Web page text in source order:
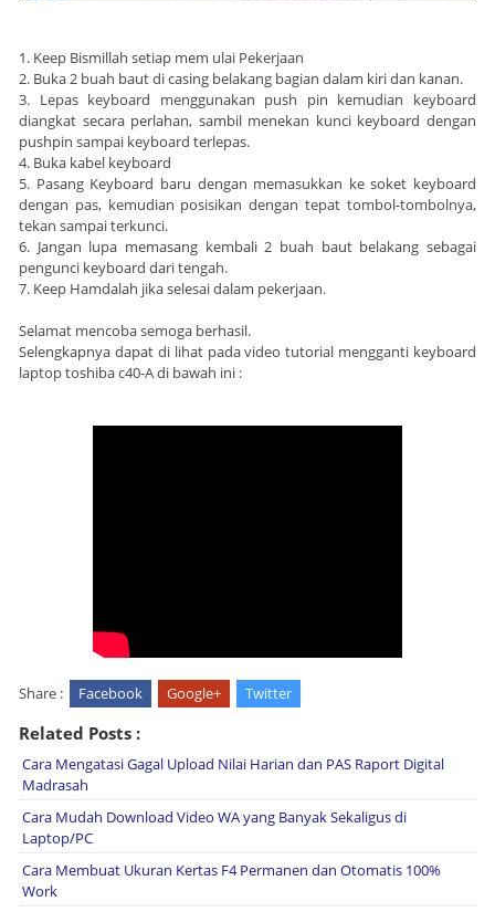
1. Keep Bismillah setiap mem ulai Pekerjaan
2. Buka 2 buah baut di casing belakang bagian dalam kiri dan kanan.
3. Lepas keyboard menggunakan push pin kemudian keyboard
diangkat secara perlahan, sambil menekan kunci keyboard dengan
pushpin sampai keyboard terlepas.
4. Buka kabel keyboard
5. Pasang Keyboard baru dengan memasukkan ke soket keyboard
dengan pas, kemudian posisikan dengan tepat tombol-tombolnya,
tekan sampai terkunci.
6. Jangan lupa memasang kembali 2 buah baut belakang sebagai
pengunci keyboard dari tengah.
7. Keep Hamdalah jika selesai dalam pekerjaan.
Selamat mencoba semoga berhasil.
Selengkapnya dapat di lihat pada video tutorial mengganti keyboard
laptop toshiba c40-A di bawah ini :
Share : Facebook Google+ Twitter
Related Posts :
Cara Mengatasi Gagal Upload Nilai Harian dan PAS Raport Digital
Madrasah
Cara Mudah Download Video WA yang Banyak Sekaligus di
Laptop/PC
Cara Membuat Ukuran Kertas F4 Permanen dan Otomatis 100%
Work